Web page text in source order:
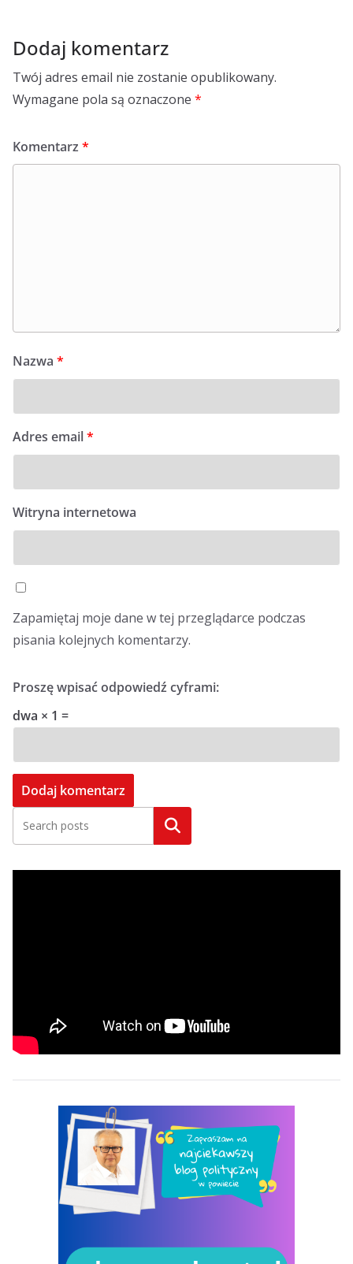
Dodaj komentarz
Twój adres email nie zostanie opublikowany.
Wymagane pola są oznaczone *
Komentarz *
Nazwa *
Adres email*
Witryna internetowa
Zapamiętaj moje dane w tej przeglądarce podczas
pisania kolejnych komentarzy.
Proszę wpisać odpowiedź cyframi:
dwa × 1 =
Szukaj